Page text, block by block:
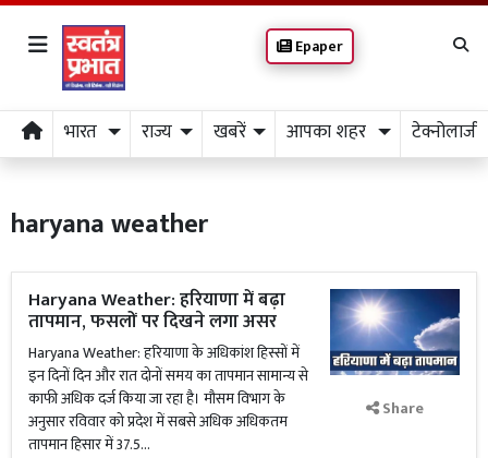
Epaper
भारत राज्य खबरें आपका शहर टेक्नोलाजी
haryana weather
Haryana Weather: हरियाणा में बढ़ा
तापमान, फसलों पर दिखने लगा असर
Haryana Weather: हरियाणा के अधिकांश हिस्सों में
इन दिनों दिन और रात दोनों समय का तापमान सामान्य से
काफी अधिक दर्ज किया जा रहा है। मौसम विभाग के
अनुसार रविवार को प्रदेश में सबसे अधिक अधिकतम
तापमान हिसार में 37.5...
Share